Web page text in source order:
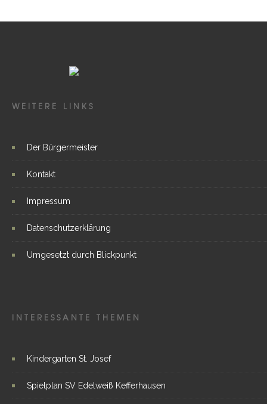
WEITERE LINKS
Der Bürgermeister
Kontakt
Impressum
Datenschutzerklärung
Umgesetzt durch Blickpunkt
INTERESSANTE THEMEN
Kindergarten St. Josef
Spielplan SV Edelweiß Kefferhausen